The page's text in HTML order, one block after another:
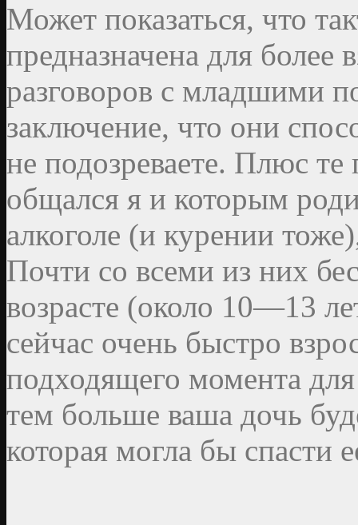
Может показаться, что
предназначена для более
разговоров с младшими
заключение, что они
не подозреваете. Плюс
общался я и которым
алкоголе (и курении
Почти со всеми из них
возрасте (около 10—13
сейчас очень быстро
подходящего момента
тем больше ваша дочь
которая могла бы